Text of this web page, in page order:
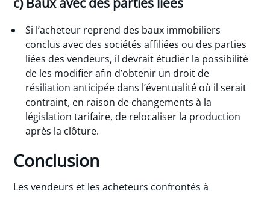
Si l’acheteur reprend des baux immobiliers
conclus avec des sociétés affiliées ou des parties
liées des vendeurs, il devrait étudier la possibilité
de les modifier afin d’obtenir un droit de
résiliation anticipée dans l’éventualité où il serait
contraint, en raison de changements à la
législation tarifaire, de relocaliser la production
après la clôture.
Conclusion
Les vendeurs et les acheteurs confrontés à